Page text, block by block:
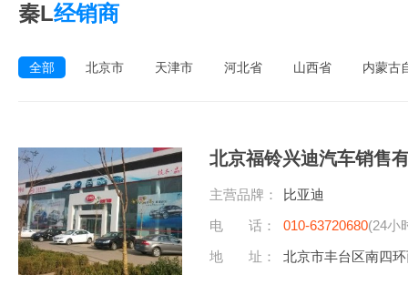
秦L经销商
全部 北京市 天津市 河北省 山西省 内蒙古
北京福铃兴迪汽车销售
主营品牌：
比亚迪
电 话：
010-63720680(24小
地 址：
北京市丰台区南四